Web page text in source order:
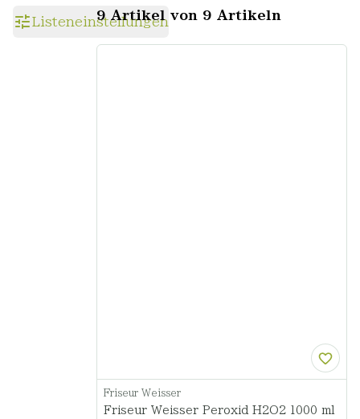
Listeneinstellungen
9 Artikel von 9 Artikeln
Friseur Weisser
Friseur Weisser Peroxid H2O2 1000 ml